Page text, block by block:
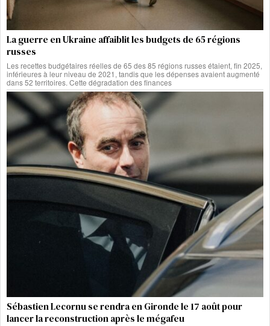
La guerre en Ukraine affaiblit les budgets de 65 régions
russes
Les recettes budgétaires réelles de 65 des 85 régions russes étaient, fin 2025,
inférieures à leur niveau de 2021, tandis que les dépenses avaient augmenté
dans 52 territoires. Cette dégradation des finances
Sébastien Lecornu se rendra en Gironde le 17 août pour
lancer la reconstruction après le mégafeu